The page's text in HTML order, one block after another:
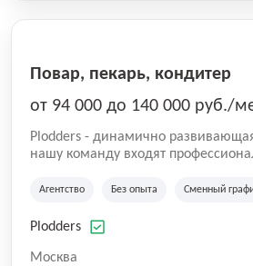
Повар, пекарь, кондитер
от 94 000 до 140 000 руб./
Plodders - динамично
нашу команду входят
на рынке аутсорсинга, а
оказываемых услуг.
Агентство Без опыта Сменный
Plodders
Москва